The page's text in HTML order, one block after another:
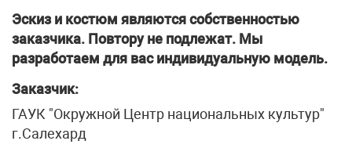
Эскиз и костюм являются собственностью
заказчика. Повтору не подлежат. Мы
разработаем для вас индивидуальную модель.
Заказчик:
ГАУК "Окружной Центр национальных культур"
г.Салехард